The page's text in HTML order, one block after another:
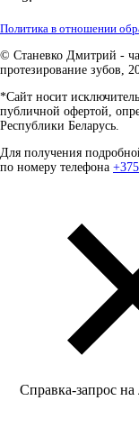
Политика в отношении
© Станевко Дмитрий -
протезирование зубов,
*Сайт носит
публичной офертой,
Республики Беларусь.
Для получения
по номеру телефона
Справка-запрос